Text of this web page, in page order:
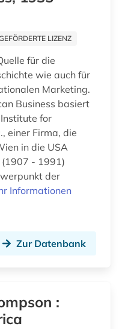
LIZENZ
für die
wie auch für
Marketing.
Business basiert
for
einer Firma, die
in die USA
- 1991)
der
Informationen
Zur Datenbank
: